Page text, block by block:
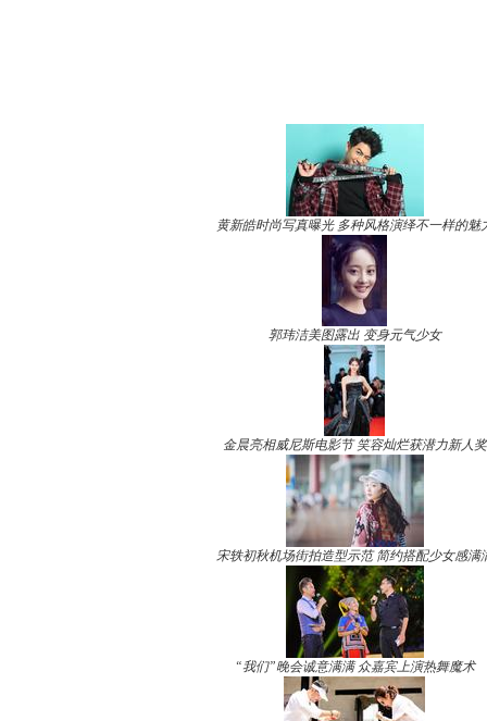
黄新皓时尚写真曝光 多种风格演绎不一样的魅
郭玮洁美图露出 变身元气少女
金晨亮相威尼斯电影节 笑容灿烂获潜力新人奖
宋轶初秋机场街拍造型示范 简约搭配少女感满
“我们”晚会诚意满满 众嘉宾上演热舞魔术